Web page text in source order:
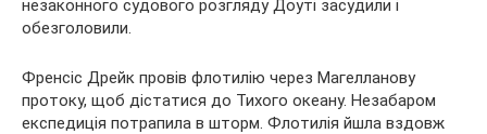
незаконного судового розгляду Доуті засудили і
обезголовили.
Френсіс Дрейк провів флотилію через Магелланову
протоку, щоб дістатися до Тихого океану. Незабаром
експедиція потрапила в шторм. Флотилія йшла вздовж